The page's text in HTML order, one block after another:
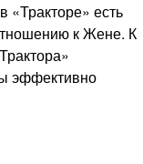
«Тракторе» есть
к Жене. К
эффективно